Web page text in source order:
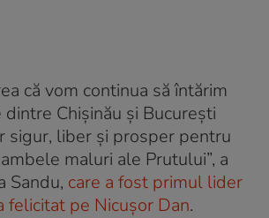
că vom continua să întărim
Chișinău și București
sigur, liber și prosper pentru
maluri ale Prutului”, a
Sandu, care a fost primul lider
felicitat pe Nicușor Dan.